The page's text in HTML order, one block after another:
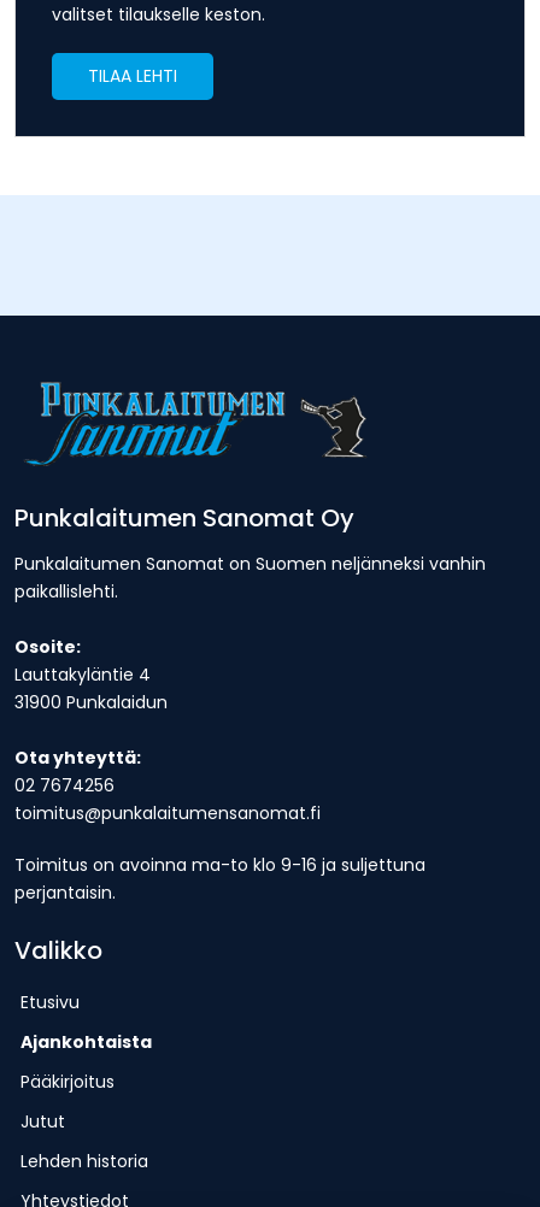
valitset tilaukselle keston.
TILAA LEHTI
Punkalaitumen Sanomat Oy
Punkalaitumen Sanomat on Suomen neljänneksi vanhin
paikallislehti.
Osoite:
Lauttakyläntie 4
31900 Punkalaidun
Ota yhteyttä:
02 7674256
toimitus@punkalaitumensanomat.fi
Toimitus on avoinna ma-to klo 9-16 ja suljettuna
perjantaisin.
Valikko
Etusivu
Ajankohtaista
Pääkirjoitus
Jutut
Lehden historia
Yhteystiedot